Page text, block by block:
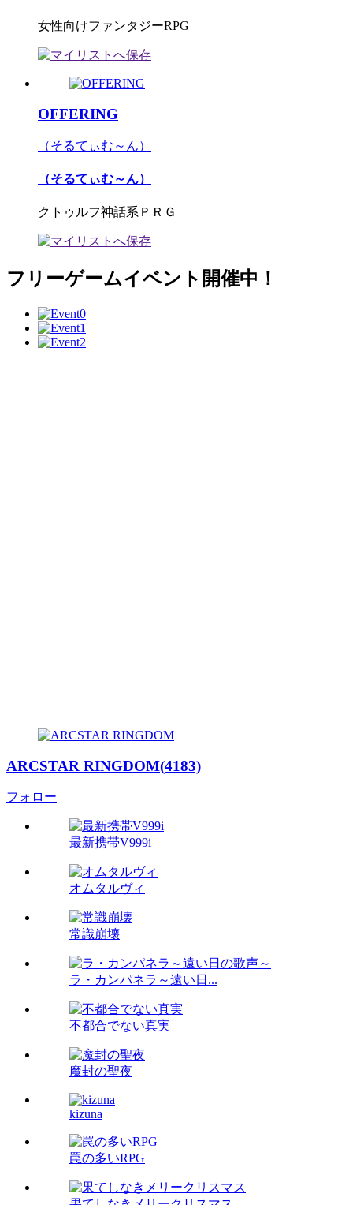
女性向けファンタジーRPG
OFFERING
（そるてぃむ～ん）
（そるてぃむ～ん）
クトゥルフ神話系ＰＲＧ
フリーゲームイベント開催中！
ARCSTAR RINGDOM(4183)
フォロー
最新携帯V999i
オムタルヴィ
常識崩壊
ラ・カンパネラ～遠い日...
不都合でない真実
魔封の聖夜
kizuna
罠の多いRPG